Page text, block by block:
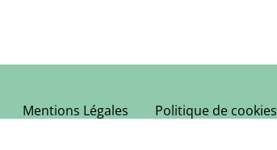
Mentions Légales Politique de cookies